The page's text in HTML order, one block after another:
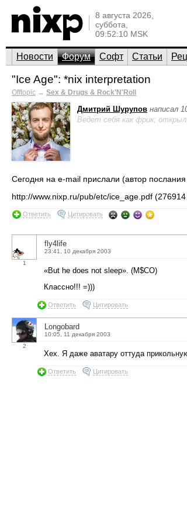
8 августа 2026,
суббота,
09:52:10 MSK
Новости Форум Софт Статьи
"Ice Age": *nix interpretation
Offtopic → Sex & Drugs & Rock’N'Roll
Дмитрий Шурупов написал
Ведет себя как фрик;
Сегодня на e-mail прислали (автор
http://www.nixp.ru/pub/etc/ice_age.pdf (276914
Ответить Цитировать
1
fly4life
23:41, 10 декабря 2003
«But he does not sleep». (M$CO)
Классно!!! =)))
Ответить Цитировать
2
Longobard
10:05, 11 декабря 2003
Хех. Я даже аватару оттуда
Ответить Цитировать